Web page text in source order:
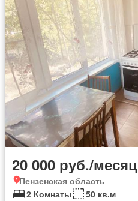
20 000 руб./месяц
Пензенская область
2 Комнаты
50 кв.м